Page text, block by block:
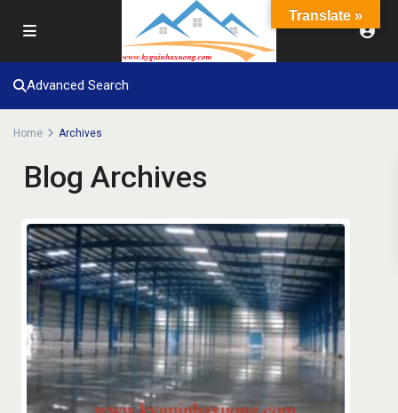
Advanced Search
Home Archives
Blog Archives
Translate »